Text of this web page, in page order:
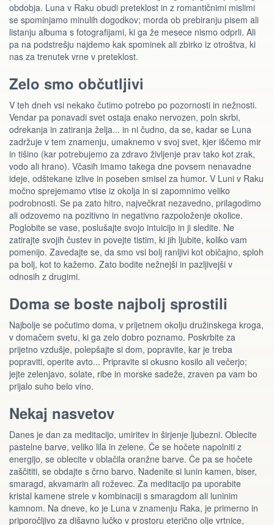
obdobja. Luna v Raku obudi preteklost in z romantičnimi mislimi
se spominjamo minulih dogodkov; morda ob prebiranju pisem ali
listanju albuma s fotografijami, ki ga že mesece nismo odprli. Ali
pa na podstrešju najdemo kak spominek ali zbirko iz otroštva, ki
nas za trenutek vrne v preteklost.
Zelo smo občutljivi
V teh dneh vsi nekako čutimo potrebo po pozornosti in nežnosti.
Vendar pa ponavadi svet ostaja enako nervozen, poln skrbi,
odrekanja in zatiranja želja... in ni čudno, da se, kadar se Luna
zadržuje v tem znamenju, umaknemo v svoj svet, kjer iščemo mir
in tišino (kar potrebujemo za zdravo življenje prav tako kot zrak,
vodo ali hrano). Včasih imamo takega dne povsem nenavadne
ideje, odštekane izlive in poseben smisel za humor. V Luni v Raku
močno sprejemamo vtise iz okolja in si zapomnimo veliko
podrobnosti. Se pa zato hitro, največkrat nezavedno, prilagodimo
ali odzovemo na pozitivno in negativno razpoloženje okolice.
Poglobite se vase, poslušajte svojo intuicijo in ji sledite. Ne
zatirajte svojih čustev in povejte tistim, ki jih ljubite, koliko vam
pomenijo. Zavedajte se, da smo vsi bolj ranljivi kot običajno, sploh
pa bolj, kot to kažemo. Zato bodite nežnejši in pazljivejši v
odnosih z drugimi.
Doma se boste najbolj sprostili
Najbolje se počutimo doma, v prijetnem okolju družinskega kroga,
v domačem svetu, ki ga zelo dobro poznamo. Poskrbite za
prijetno vzdušje, polepšajte si dom, popravite, kar je treba
popraviti, operite avto... Pripravite si okusno kosilo ali večerjo;
jejte zelenjavo, solate, ribe in morske sadeže, zraven pa vam bo
prijalo suho belo vino.
Nekaj nasvetov
Danes je dan za meditacijo, umiritev in širjenje ljubezni. Oblecite
pastelne barve, veliko lila in zelene. Če se hočete napolniti z
energijo, se oblecite v oblačila oranžne barve. Če pa se hočete
zaščititi, se obdajte s črno barvo. Nadenite si lunin kamen, biser,
smaragd, akvamarin ali roževec. Za meditacijo pa uporabite
kristal kamene strele v kombinaciji s smaragdom ali luninim
kamnom. Na dneve, ko je Luna v znamenju Raka, je primerno in
priporočljivo za dišavno lučko v prostoru eterično olje vrtnice,